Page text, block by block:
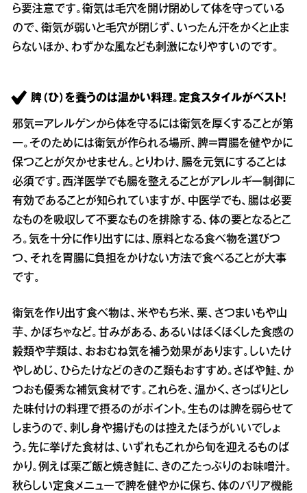
ら要注意です。衛気は毛穴を開け閉めして体を守っている
ので、衛気が弱いと毛穴が閉じず、いったん汗をかくと止ま
らないほか、わずかな風なども刺激になりやすいのです。
脾（ひ）を養うのは温かい料理。定食スタイルがベスト！
邪気＝アレルゲンから体を守るには衛気を厚くすることが第
一。そのためには衛気が作られる場所、脾＝胃腸を健やかに
保つことが欠かせません。とりわけ、腸を元気にすることは
必須です。西洋医学でも腸を整えることがアレルギー制御に
有効であることが知られていますが、中医学でも、腸は必要
なものを吸収して不要なものを排除する、体の要となるとこ
ろ。気を十分に作り出すには、原料となる食べ物を選びつ
つ、それを胃腸に負担をかけない方法で食べることが大事
です。
衛気を作り出す食べ物は、米やもち米、栗、さつまいもや山
芋、かぼちゃなど。甘みがある、あるいはほくほくした食感の
穀類や芋類は、おおむね気を補う効果があります。しいたけ
やしめじ、ひらたけなどのきのこ類もおすすめ。さばや鮭、か
つおも優秀な補気食材です。これらを、温かく、さっぱりとし
た味付けの料理で摂るのがポイント。生ものは脾を弱らせて
しまうので、刺し身や揚げものは控えたほうがいいでしょ
う。先に挙げた食材は、いずれもこれから旬を迎えるものば
かり。例えば栗ご飯と焼き鮭に、きのこたっぷりのお味噌汁。
秋らしい定食メニューで脾を健やかに保ち、体のバリア機能